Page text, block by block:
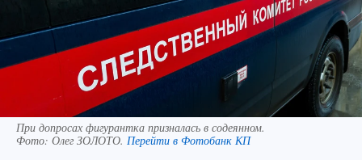
При допросах фигурантка призналась в содеянном.
Фото: Олег ЗОЛОТО. Перейти в Фотобанк КП